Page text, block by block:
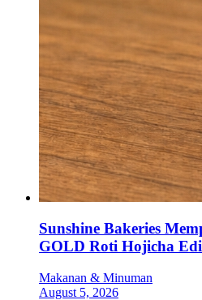
Sunshine Bakeries
GOLD Roti Hojicha
Makanan & Minuman
August 5, 2026